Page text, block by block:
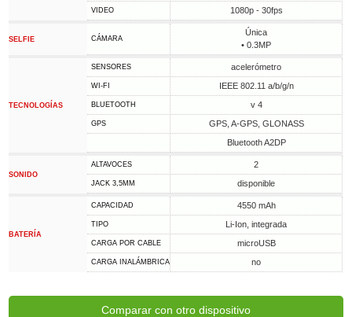
VIDEO 1080p - 30fps
SELFIE CÁMARA
Única
• 0.3MP
TECNOLOGÍAS
SENSORES acelerómetro
WI-FI IEEE 802.11 a/b/g/n
BLUETOOTH v 4
GPS
GPS, A-GPS, GLONASS
Bluetooth A2DP
SONIDO
ALTAVOCES 2
JACK 3,5MM disponible
BATERÍA
CAPACIDAD 4550 mAh
TIPO Li-Ion, integrada
CARGA POR CABLE microUSB
CARGA INALÁMBRICA no
Comparar con otro dispositivo